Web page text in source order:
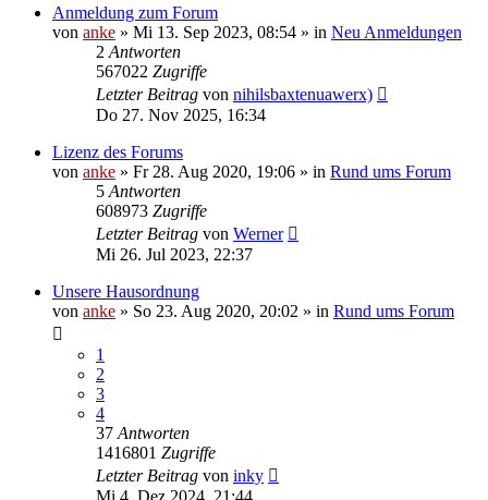
Anmeldung zum Forum
von anke » Mi 13. Sep 2023, 08:54 » in Neu Anmeldungen
2 Antworten
567022 Zugriffe
Letzter Beitrag von nihilsbaxtenuawerx)
Do 27. Nov 2025, 16:34
Lizenz des Forums
von anke » Fr 28. Aug 2020, 19:06 » in Rund ums Forum
5 Antworten
608973 Zugriffe
Letzter Beitrag von Werner
Mi 26. Jul 2023, 22:37
Unsere Hausordnung
von anke » So 23. Aug 2020, 20:02 » in Rund ums Forum
1
2
3
4
37 Antworten
1416801 Zugriffe
Letzter Beitrag von inky
Mi 4. Dez 2024, 21:44